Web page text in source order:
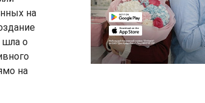
на
шла о
на